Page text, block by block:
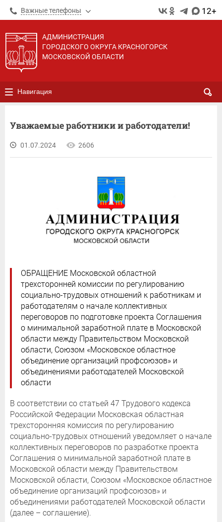
Важные телефоны 12+
АДМИНИСТРАЦИЯ
ГОРОДСКОГО ОКРУГА КРАСНОГОРСК
МОСКОВСКОЙ ОБЛАСТИ
Навигация
Уважаемые работники и работодатели!
01.07.2024 2606
ОБРАЩЕНИЕ Московской областной
трехсторонней комиссии по регулированию
социально-трудовых отношений к работникам и
работодателям о начале коллективных
переговоров по подготовке проекта Соглашения
о минимальной заработной плате в Московской
области между Правительством Московской
области, Союзом «Московское областное
объединение организаций профсоюзов» и
объединениями работодателей Московской
области
В соответствии со статьей 47 Трудового кодекса
Российской Федерации Московская областная
трехсторонняя комиссия по регулированию
социально-трудовых отношений уведомляет о начале
коллективных переговоров по разработке проекта
Соглашения о минимальной заработной плате в
Московской области между Правительством
Московской области, Союзом «Московское областное
объединение организаций профсоюзов» и
объединениями работодателей Московской области
(далее – соглашение).